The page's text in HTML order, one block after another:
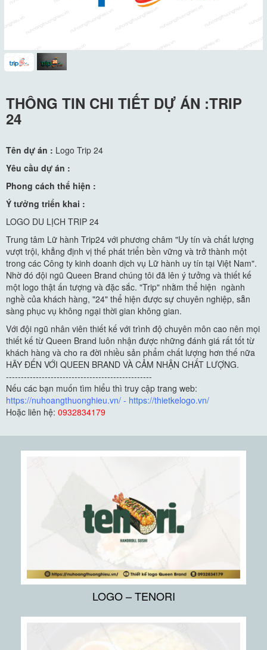
THÔNG TIN CHI TIẾT DỰ ÁN :TRIP
24
Tên dự án : Logo Trip 24
Yêu cầu dự án :
Phong cách thể hiện :
Ý tưởng triển khai :
LOGO DU LỊCH TRIP 24
Trung tâm Lữ hành Trip24 với phương châm "Uy tín và chất lượng
vượt trội, khẳng định vị thế phát triển bền vững và trở thành một
trong các Công ty kinh doanh dịch vụ Lữ hành uy tín tại Việt Nam".
Nhờ đó đội ngũ Queen Brand chúng tôi đã lên ý tưởng và thiết kế
một logo thật ấn tượng và đặc sắc. "Trip" nhằm thể hiện ngành
nghề của khách hàng, "24" thể hiện được sự chuyên nghiệp, sẵn
sàng phục vụ không ngại thời gian không gian.
Với đội ngũ nhân viên thiết kế với trình độ chuyên môn cao nên mọi
thiết kế từ Queen Brand luôn nhận được những đánh giá rất tốt từ
khách hàng và cho ra đời nhiều sản phẩm chất lượng hơn thế nữa
HÃY ĐẾN VỚI QUEEN BRAND VÀ CẢM NHẬN CHẤT LƯỢNG.
-------------------------------------------------
Nếu các bạn muốn tìm hiểu thì truy cập trang web:
https://nuhoangthuonghieu.vn/ - https://thietkelogo.vn/
Hoặc liên hệ: 0932834179
LOGO – TENORI